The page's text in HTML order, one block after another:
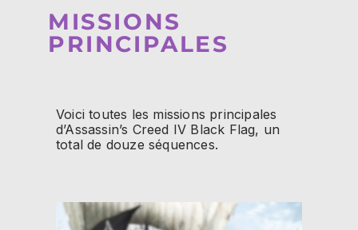
MISSIONS
PRINCIPALES
Voici toutes les missions principales
d’Assassin’s Creed IV Black Flag, un
total de douze séquences.